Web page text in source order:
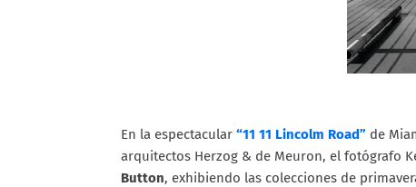
En la espectacular “11 11 Lincolm Road” de
arquitectos Herzog & de Meuron, el fotógrafo
Button, exhibiendo las colecciones de